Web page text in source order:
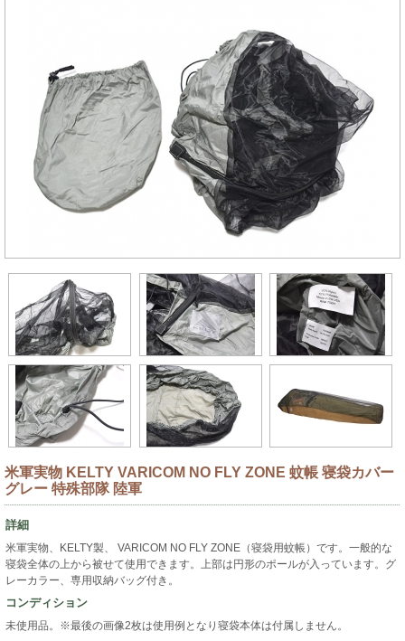
米軍実物 KELTY VARICOM NO FLY ZONE 蚊帳 寝袋カバー
グレー 特殊部隊 陸軍
詳細
米軍実物、KELTY製、 VARICOM NO FLY ZONE（寝袋用蚊帳）です。一般的な
寝袋全体の上から被せて使用できます。上部は円形のポールが入っています。グ
レーカラー、専用収納バッグ付き。
コンディション
未使用品。※最後の画像2枚は使用例となり寝袋本体は付属しません。